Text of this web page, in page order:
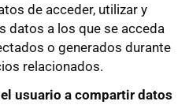
de acceder, utilizar y
datos a los que se acceda
o generados durante
relacionados.
usuario a compartir datos